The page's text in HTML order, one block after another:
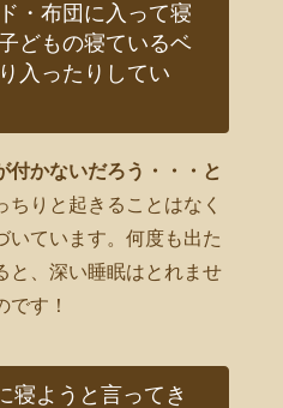
・布団に入って寝
どもの寝ているベ
入ったりしてい
付かないだろう・・・と
ちりと起きることはなく
いています。何度も出た
と、深い睡眠はとれませ
です！
ようと言ってき